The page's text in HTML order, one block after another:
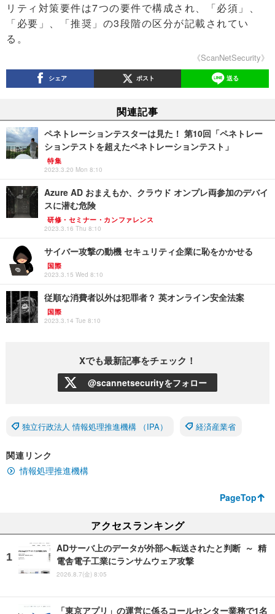
リティ対策要件は7つの要件で構成され、「必須」、
「必要」、「推奨」の3段階の区分が記載されてい
る。
《ScanNetSecurity》
シェア ポスト 送る
関連記事
ペネトレーションテスターは見た！ 第10回「ペネトレー
ションテストを超えたペネトレーションテスト」
特集
2023.3.20 Mon 8:10
Azure AD おまえもか、クラウド オンプレ両参加のデバイ
スに潜む危険
研修・セミナー・カンファレンス
2023.3.16 Thu 8:10
サイバー攻撃の動機 セキュリティ企業に恥をかかせる
国際
2023.3.15 Wed 8:10
従順な消費者以外は犯罪者？ 英オンライン安全法案
国際
2023.3.14 Tue 8:10
Xでも最新記事をチェック！
@scannetsecurityをフォロー
独立行政法人 情報処理推進機構 （IPA） 経済産業省
関連リンク
情報処理推進機構
PageTop
アクセスランキング
ADサーバ上のデータが外部へ転送されたと判断 ～ 精
電舎電子工業にランサムウェア攻撃
2026.8.7(金) 8:05
「東京アプリ」の運営に係るコールセンター業務で1名